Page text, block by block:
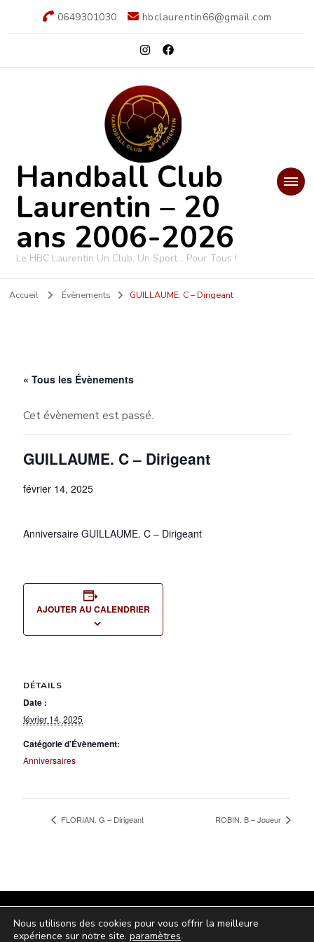
0649301030 hbclaurentin66@gmail.com
Handball Club
Laurentin – 20
ans 2006-2026
Le HBC Laurentin Un Club, Un Sport… Pour Tous !
Accueil Évènements GUILLAUME. C – Dirigeant
« Tous les Évènements
Cet évènement est passé.
GUILLAUME. C – Dirigeant
février 14, 2025
Anniversaire GUILLAUME. C – Dirigeant
AJOUTER AU CALENDRIER
DÉTAILS
Date :
février 14, 2025
Catégorie d’Évènement:
Anniversaires
FLORIAN. G – Dirigeant ROBIN. B – Joueur
Nous utilisons des cookies pour vous offrir la meilleure
expérience sur notre site. paramètres.